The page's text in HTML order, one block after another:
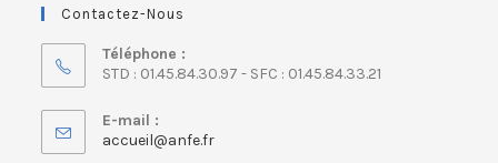
Contactez-Nous
Téléphone :
STD : 01.45.84.30.97 - SFC : 01.45.84.33.21
E-mail :
accueil@anfe.fr